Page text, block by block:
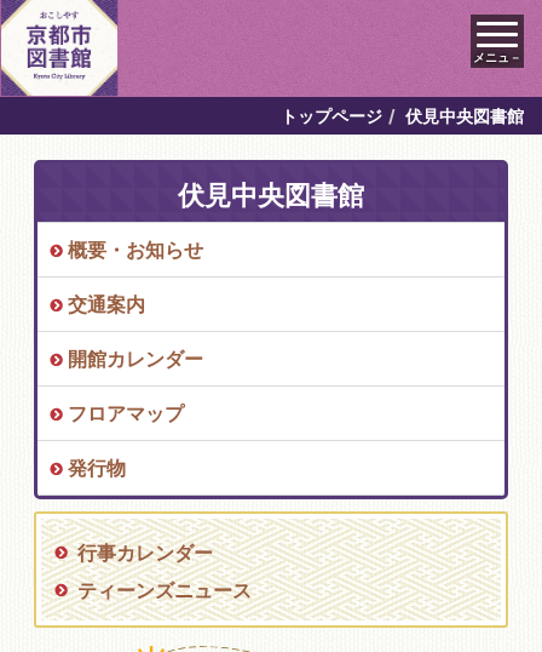
メニュ－
トップページ 伏見中央図書館
伏見中央図書館
概要・お知らせ
交通案内
開館カレンダー
フロアマップ
発行物
行事カレンダー
ティーンズニュース